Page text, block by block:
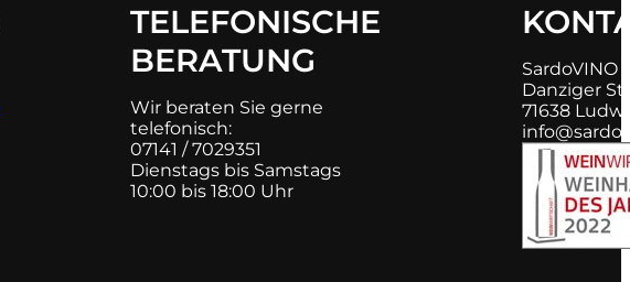
TELEFONISCHE
BERATUNG
Wir beraten Sie gerne
telefonisch:
07141 / 7029351
Dienstags bis Samstags
10:00 bis 18:00 Uhr
SardoVINO
Danziger
71638